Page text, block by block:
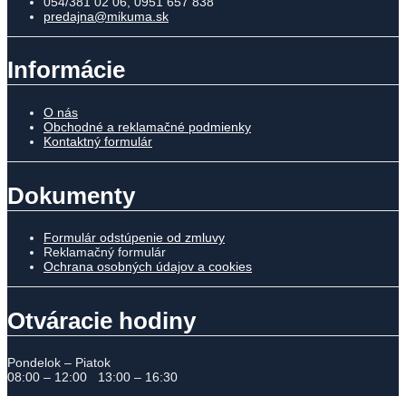
predajna@mikuma.sk
Informácie
O nás
Obchodné a reklamačné podmienky
Kontaktný formulár
Dokumenty
Formulár odstúpenie od zmluvy
Reklamačný formulár
Ochrana osobných údajov a cookies
Otváracie hodiny
Pondelok – Piatok
08:00 – 12:00 13:00 – 16:30